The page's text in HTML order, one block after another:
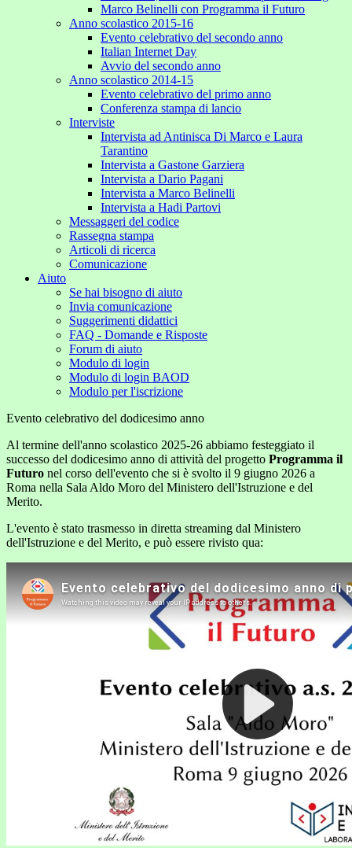
Marco Belinelli con Programma il Futuro
Anno scolastico 2015-16
Evento celebrativo del secondo anno
Italian Internet Day
Avvio del secondo anno
Anno scolastico 2014-15
Evento celebrativo del primo anno
Conferenza stampa di lancio
Interviste
Intervista ad Antinisca Di Marco e Laura
Tarantino
Intervista a Gastone Garziera
Intervista a Dario Pagani
Intervista a Marco Belinelli
Intervista a Hadi Partovi
Messaggeri del codice
Rassegna stampa
Articoli di ricerca
Comunicazione
Aiuto
Se hai bisogno di aiuto
Invia comunicazione
Suggerimenti didattici
FAQ - Domande e Risposte
Forum di aiuto
Modulo di login
Modulo di login BAOD
Modulo per l'iscrizione
Evento celebrativo del dodicesimo anno
Al termine dell'anno scolastico 2025-26 abbiamo festeggiato il
successo del dodicesimo anno di attività del progetto Programma il
Futuro nel corso dell'evento che si è svolto il 9 giugno 2026 a
Roma nella Sala Aldo Moro del Ministero dell'Istruzione e del
Merito.
L'evento è stato trasmesso in diretta streaming dal Ministero
dell'Istruzione e del Merito, e può essere rivisto qua: